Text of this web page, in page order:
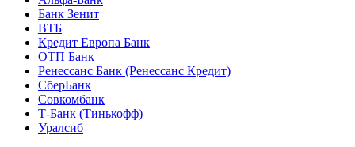
Банк Зенит
ВТБ
Кредит Европа Банк
ОТП Банк
Ренессанс Банк (Ренессанс Кредит)
СберБанк
Совкомбанк
Т-Банк (Тинькофф)
Уралсиб